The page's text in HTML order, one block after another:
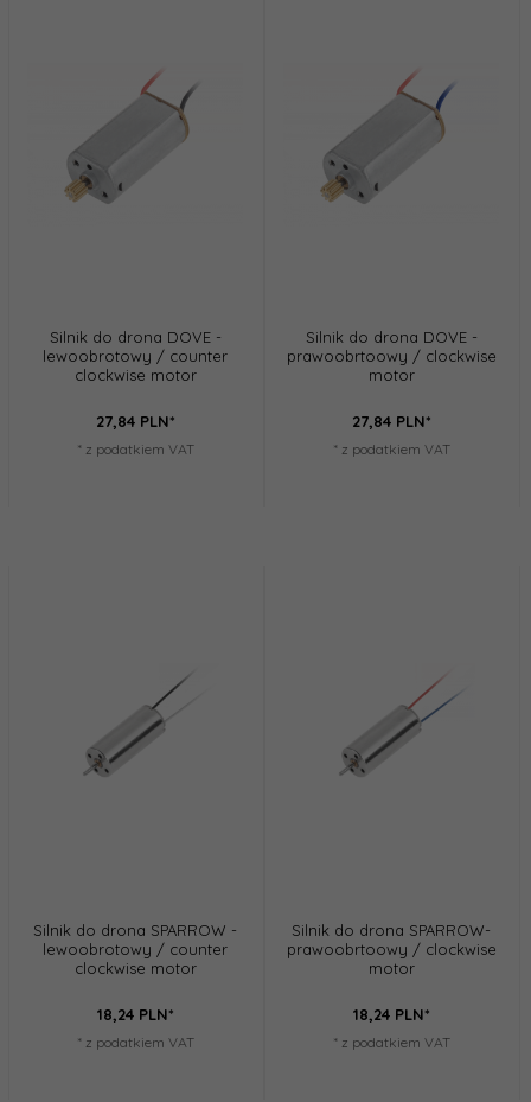
Silnik do drona DOVE -
lewoobrotowy / counter
clockwise motor
27,84 PLN*
* z podatkiem VAT
Silnik do drona DOVE -
prawoobrtoowy / clockwise
motor
27,84 PLN*
* z podatkiem VAT
Silnik do drona SPARROW -
lewoobrotowy / counter
clockwise motor
18,24 PLN*
* z podatkiem VAT
Silnik do drona SPARROW-
prawoobrtoowy / clockwise
motor
18,24 PLN*
* z podatkiem VAT